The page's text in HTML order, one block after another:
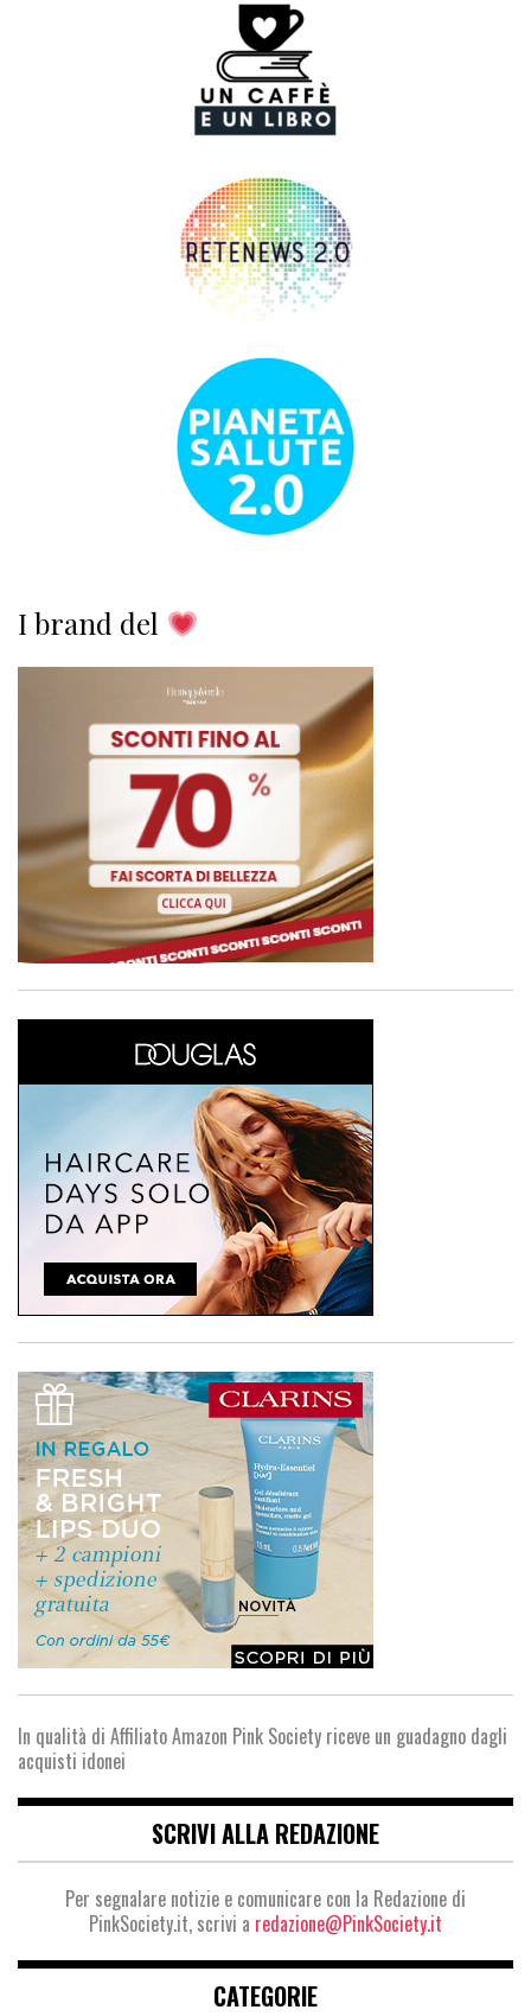
I brand del
In qualità di Affiliato Amazon Pink Society riceve un guadagno dagli
acquisti idonei
SCRIVI ALLA REDAZIONE
Per segnalare notizie e comunicare con la Redazione di
PinkSociety.it, scrivi a redazione@PinkSociety.it
CATEGORIE